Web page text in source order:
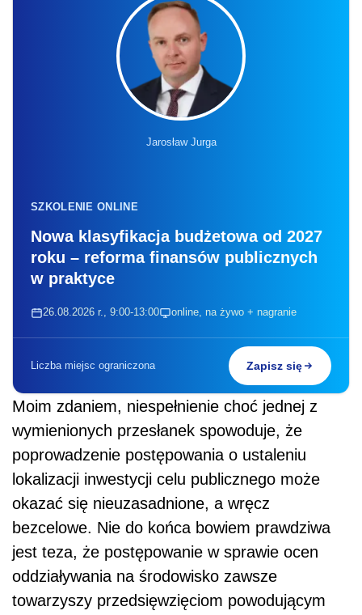
Jarosław Jurga
SZKOLENIE ONLINE
Nowa klasyfikacja budżetowa od 2027
roku – reforma finansów publicznych
w praktyce
26.08.2026 r., 9:00-13:00 online, na żywo + nagranie
Liczba miejsc ograniczona Zapisz się
Moim zdaniem, niespełnienie choć jednej z
wymienionych przesłanek spowoduje, że
poprowadzenie postępowania o ustaleniu
lokalizacji inwestycji celu publicznego może
okazać się nieuzasadnione, a wręcz
bezcelowe. Nie do końca bowiem prawdziwa
jest teza, że postępowanie w sprawie ocen
oddziaływania na środowisko zawsze
towarzyszy przedsięwzięciom powodującym